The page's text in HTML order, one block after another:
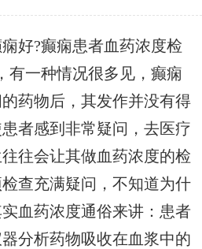
?癫痫患者血药浓度检
有一种情况很多见，癫痫
药物后，其发作并没有得
者感到非常疑问，去医疗
往会让其做血药浓度的检
查充满疑问，不知道为什
血药浓度通俗来讲：患者
分析药物吸收在血浆中的